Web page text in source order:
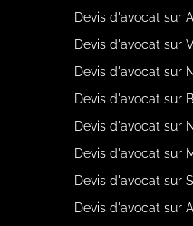
Devis d'avocat sur
Devis d'avocat sur
Devis d'avocat sur
Devis d'avocat sur
Devis d'avocat sur
Devis d'avocat sur
Devis d'avocat sur
Devis d'avocat sur